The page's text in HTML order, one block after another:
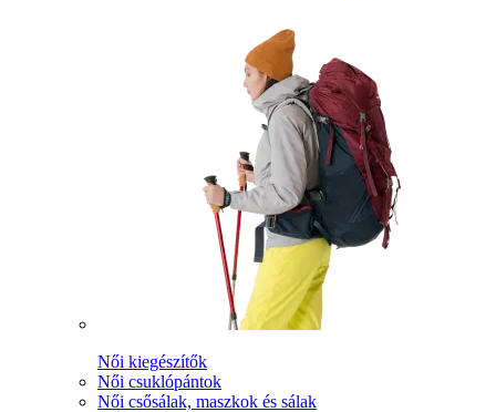
Női kiegészítők
Női csuklópántok
Női csősálak, maszkok és sálak